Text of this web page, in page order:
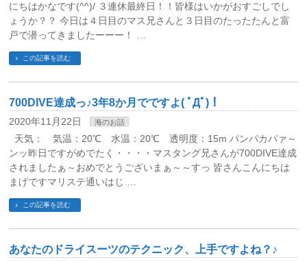
にちはかなです(^^)/ ３連休最終日！！皆様はいかがおすごしでし
ょうか？？ 今日は４日目のマス兄さんと３日目のたったたんと富
戸で潜ってきましたーーー！ …
この記事を読む
700DIVE達成っ♪3年8か月でですよ( ﾟДﾟ)！
2020年11月22日 海のお話
天気： 気温：20℃ 水温：20℃ 透明度：15m パンパカパァ～
ンッ昨日ですがめでたく・・・・マスタング兄さんが700DIVE達成
されましたぁ～おめでとうございまぁ～～すっ 皆さんこんにちは
まげですマリステ通いはじ …
この記事を読む
あなたのドライスーツのテクニック、上手ですよね？♪